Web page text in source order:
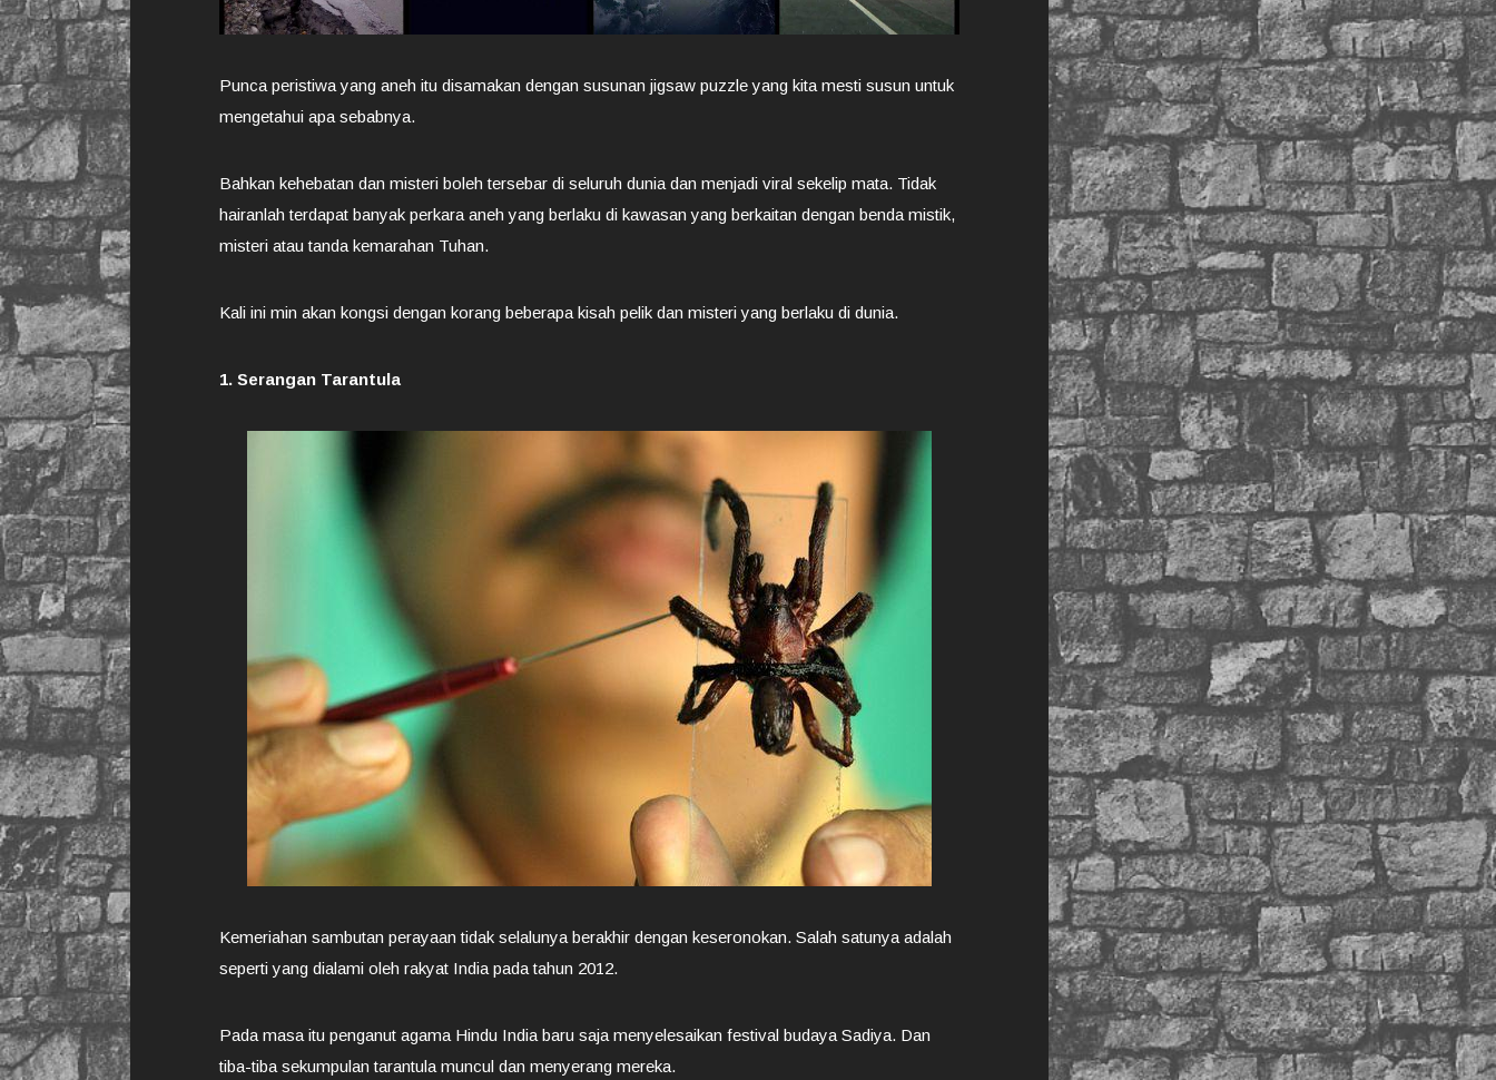
Punca peristiwa yang aneh itu disamakan dengan susunan jigsaw puzzle yang kita mesti susun untuk
mengetahui apa sebabnya.
Bahkan kehebatan dan misteri boleh tersebar di seluruh dunia dan menjadi viral sekelip mata. Tidak
hairanlah terdapat banyak perkara aneh yang berlaku di kawasan yang berkaitan dengan benda mistik,
misteri atau tanda kemarahan Tuhan.
Kali ini min akan kongsi dengan korang beberapa kisah pelik dan misteri yang berlaku di dunia.
1. Serangan Tarantula
Kemeriahan sambutan perayaan tidak selalunya berakhir dengan keseronokan. Salah satunya adalah
seperti yang dialami oleh rakyat India pada tahun 2012.
Pada masa itu penganut agama Hindu India baru saja menyelesaikan festival budaya Sadiya. Dan
tiba-tiba sekumpulan tarantula muncul dan menyerang mereka.